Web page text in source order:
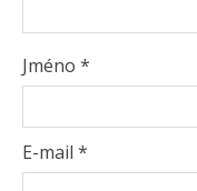
Jméno *
E-mail *